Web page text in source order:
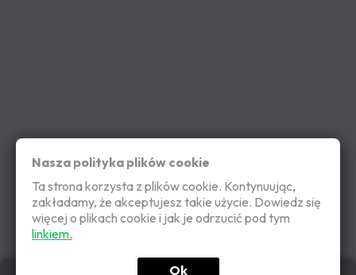
Nasza polityka plików cookie
Ta strona korzysta z plików cookie. Kontynuując,
zakładamy, że akceptujesz takie użycie. Dowiedz się
więcej o plikach cookie i jak je odrzucić pod tym
linkiem.
Ok